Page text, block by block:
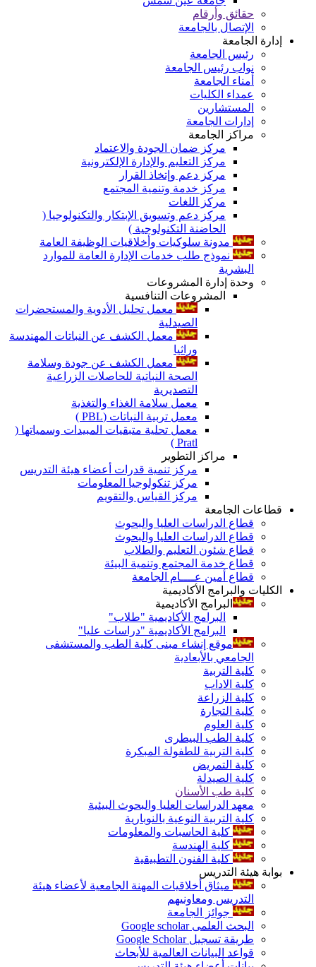
حقائق وأرقام
الإتصال بالجامعة
إدارة الجامعة
رئيس الجامعة
نواب رئيس الجامعة
أمناء الجامعة
عمداء الكليات
المستشارين
إدارات الجامعة
مراكز الجامعة
مركز ضمان الجودة والاعتماد
مركز التعليم والإدارة الإلكترونية
مركز دعم وإتخاذ القرار
مركز خدمة وتنمية المجتمع
مركز اللغات
مركز دعم وتسويق الإبتكار والتكنولوجيا (
الحاضنة التكنولوجية )
مدونة سلوكيات وأخلاقيات الوظيفة العامة
نموذج طلب خدمات الإدارة العامة للموارد
البشرية
وحدة إدارة المشروعات
المشروعات التنافسية
معمل تحليل الأدوية والمستحضرات
الصيدلية
معمل الكشف عن النباتات المهندسة
وراثيا
معمل الكشف عن جودة وسلامة
الصحة النباتية للحاصلات الزراعية
التصديرية
معمل سلامة الغذاء والتغذية
معمل تربية النباتات (PBL )
معمل تحلية متبقيات المبيدات وسمياتها (
Pratl )
مراكز التطوير
مركز تنمية قدرات أعضاء هيئة التدريس
مركز تنكولوجيا المعلومات
مركز القياس والتقويم
قطاعات الجامعة
قطاع الدراسات العليا والبحوث
قطاع الدراسات العليا والبحوث
قطاع شئون التعليم والطلاب
قطاع خدمة المجتمع وتنمية البيئة
قطاع أمين عــــام الجامعة
الكليات والبرامج الأكاديمية
البرامج الأكاديمية
البرامج الأكاديمية "طلاب"
البرامج الأكاديمية "دراسات عليا"
موقع إنشاء مبنى كلية الطب والمستشفى
الجامعي بالأبعادية
كلية التربية
كلية الاداب
كلية الزراعة
كلية التجارة
كلية العلوم
كلية الطب البيطرى
كلية التربية للطفولة المبكرة
كلية التمريض
كلية الصيدلة
كلية طب الأسنان
معهد الدراسات العليا والبحوث البيئية
كلية التربية النوعية بالنوبارية
كلية الحاسبات والمعلومات
كلية الهندسة
كلية الفنون التطبيقية
بوابة هيئة التدريس
ميثاق أخلاقيات المهنة الجامعية لأعضاء هيئة
التدريس ومعاونيهم
جوائز الجامعة
البحث العلمى Google scholar
طريقة تسجيل Google Scholar
قواعد البيانات العالمية للأبحاث